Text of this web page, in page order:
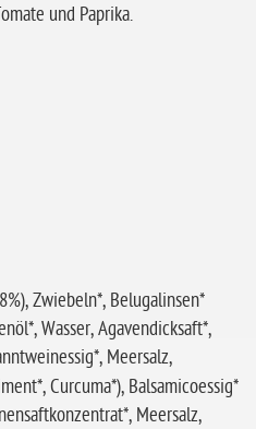
und Paprika.
Zwiebeln*, Belugalinsen*
Wasser, Agavendicksaft*,
Meersalz,
Curcuma*), Balsamicoessig*
Meersalz,